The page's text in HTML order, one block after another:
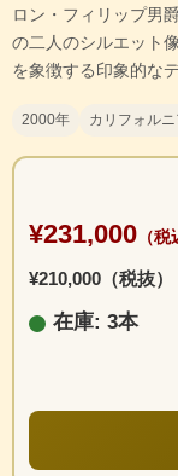
ロン・フィリップ男
の二人のシルエット
を象徴する印象的な
2000年 カリフォル
¥231,000 （税
¥210,000（税抜）
在庫: 3本